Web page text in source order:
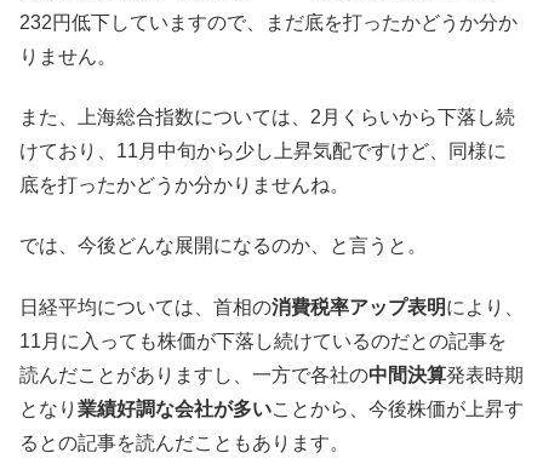
232円低下していますので、まだ底を打ったかどうか分か
りません。
また、上海総合指数については、2月くらいから下落し続
けており、11月中旬から少し上昇気配ですけど、同様に
底を打ったかどうか分かりませんね。
では、今後どんな展開になるのか、と言うと。
日経平均については、首相の消費税率アップ表明により、
11月に入っても株価が下落し続けているのだとの記事を
読んだことがありますし、一方で各社の中間決算発表時期
となり 業績好調な会社が多いことから、今後株価が上昇す
るとの記事を読んだこともあります。